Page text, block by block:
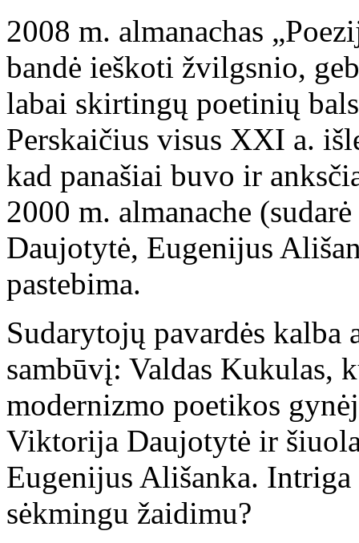
2008 m. almanachas
bandė ieškoti žvilgsnio,
labai skirtingų poetinių
Perskaičius visus XXI a.
kad panašiai buvo ir
2000 m. almanache
Daujotytė, Eugenijus
pastebima.
Sudarytojų pavardės
sambūvį: Valdas Kukulas,
modernizmo poetikos
Viktorija Daujotytė ir
Eugenijus Ališanka.
sėkmingu žaidimu?